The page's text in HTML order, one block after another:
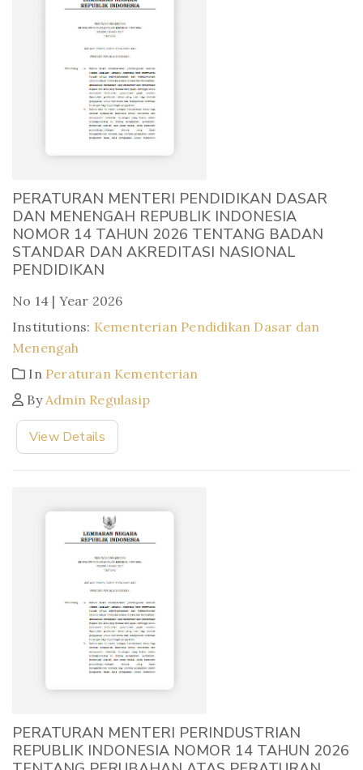
PERATURAN MENTERI PENDIDIKAN DASAR
DAN MENENGAH REPUBLIK INDONESIA
NOMOR 14 TAHUN 2026 TENTANG BADAN
STANDAR DAN AKREDITASI NASIONAL
PENDIDIKAN
No 14 | Year 2026
Institutions: Kementerian Pendidikan Dasar dan
Menengah
In Peraturan Kementerian
ByAdmin Regulasip
View Details
PERATURAN MENTERI PERINDUSTRIAN
REPUBLIK INDONESIA NOMOR 14 TAHUN 2026